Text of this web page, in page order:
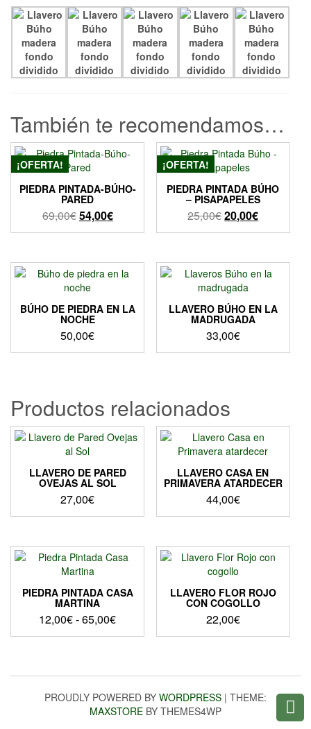
También te recomendamos…
¡OFERTA!
PIEDRA PINTADA-BÚHO-
PARED
69,00€El
precio
era:
69,00€.
54,00€El
precio
es:
54,00€.
¡OFERTA!
PIEDRA PINTADA BÚHO
– PISAPAPELES
25,00€El
precio
era:
25,00€.
20,00€El
precio
es:
20,00€.
BÚHO DE PIEDRA EN LA
NOCHE
50,00€
LLAVERO BÚHO EN LA
MADRUGADA
33,00€
Productos relacionados
LLAVERO DE PARED
OVEJAS AL SOL
27,00€
LLAVERO CASA EN
PRIMAVERA ATARDECER
44,00€
PIEDRA PINTADA CASA
MARTINA
12,00€-65,00€Rango
de
12,00€
hasta
65,00€
Este
múltiples
variantes.
Las
LLAVERO FLOR ROJO
CON COGOLLO
22,00€
PROUDLY POWERED BY WORDPRESS | THEME:
MAXSTORE BY THEMES4WP